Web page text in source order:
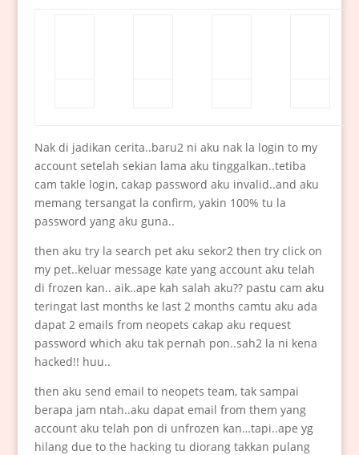
Nak di jadikan cerita..baru2 ni aku nak la login to my
account setelah sekian lama aku tinggalkan..tetiba
cam takle login, cakap password aku invalid..and aku
memang tersangat la confirm, yakin 100% tu la
password yang aku guna..
then aku try la search pet aku sekor2 then try click on
my pet..keluar message kate yang account aku telah
di frozen kan.. aik..ape kah salah aku?? pastu cam aku
teringat last months ke last 2 months camtu aku ada
dapat 2 emails from neopets cakap aku request
password which aku tak pernah pon..sah2 la ni kena
hacked!! huu..
then aku send email to neopets team, tak sampai
berapa jam ntah..aku dapat email from them yang
account aku telah pon di unfrozen kan…tapi..ape yg
hilang due to the hacking tu diorang takkan pulang